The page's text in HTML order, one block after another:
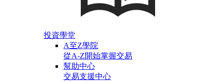
投資學堂
A至Z學院
從A-Z開始掌握交易
幫助中心
交易支援中心